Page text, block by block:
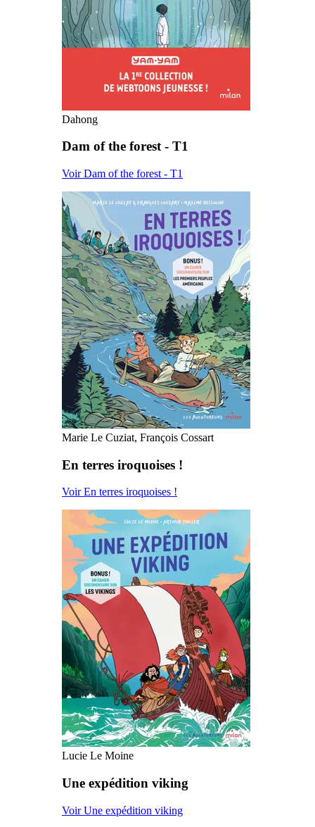
Dahong
Dam of the forest - T1
Voir Dam of the forest - T1
Marie Le Cuziat, François Cossart
En terres iroquoises !
Voir En terres iroquoises !
Lucie Le Moine
Une expédition viking
Voir Une expédition viking